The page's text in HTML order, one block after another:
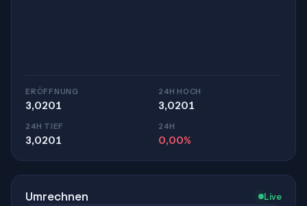
ERÖFFNUNG
3,0201
24H HOCH
3,0201
24H TIEF
3,0201
24H
0,00%
Umrechnen Live